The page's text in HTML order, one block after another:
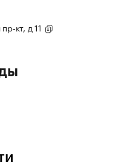
кт, д 11